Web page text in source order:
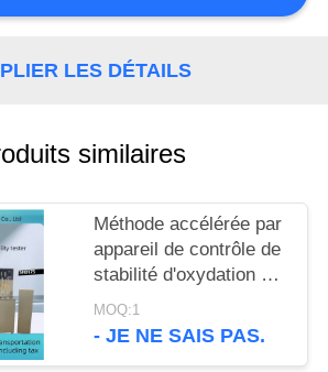
LES DÉTAILS
similaires
Méthode accélérée par
appareil de contrôle de
stabilité d'oxydation de
fioul de distillat d'ASTM
D2274
MOQ:1
- JE NE SAIS PAS.